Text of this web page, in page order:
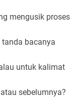
mengusik proses
bacanya
untuk kalimat
sebelumnya?